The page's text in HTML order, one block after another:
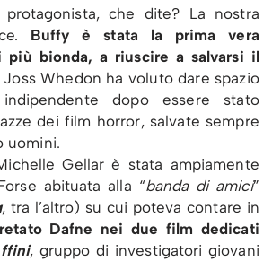
che dite? La nostra
Buffy è stata la prima vera
più bionda, a riuscire a salvarsi il
Joss Whedon ha voluto dare spazio
dopo essere stato
dei film horror, salvate sempre
uomini.
Gellar è stata ampiamente
abituata alla “banda di amici”
, tra l’altro) su cui poteva contare in
Dafne nei due film dedicati
, gruppo di investigatori giovani